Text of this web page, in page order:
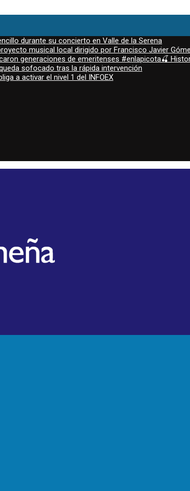
durante su concierto en Valle de la Serena
musical local dirigido por Francisco Javier
generaciones de emeritenses #enlapicota🍒
sofocado tras la rápida intervención
a activar el nivel 1 del INFOEX